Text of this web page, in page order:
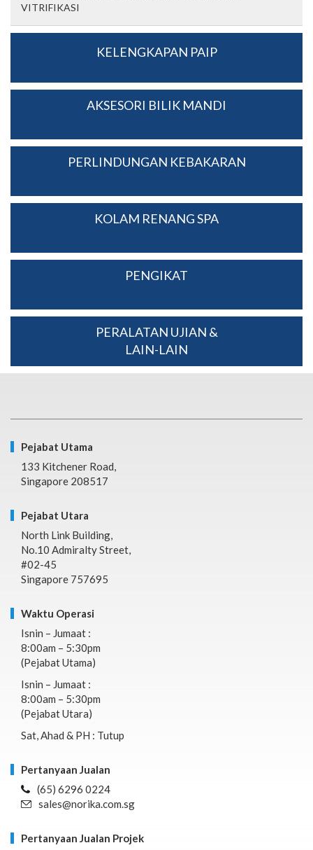
VITRIFIKASI
KELENGKAPAN PAIP
AKSESORI BILIK MANDI
PERLINDUNGAN KEBAKARAN
KOLAM RENANG SPA
PENGIKAT
PERALATAN UJIAN &
LAIN-LAIN
Pejabat Utama
133 Kitchener Road,
Singapore 208517
Pejabat Utara
North Link Building,
No.10 Admiralty Street,
#02-45
Singapore 757695
Waktu Operasi
Isnin – Jumaat :
8:00am – 5:30pm
(Pejabat Utama)
Isnin – Jumaat :
8:00am – 5:30pm
(Pejabat Utara)
Sat, Ahad & PH : Tutup
Pertanyaan Jualan
(65) 6296 0224
sales@norika.com.sg
Pertanyaan Jualan Projek